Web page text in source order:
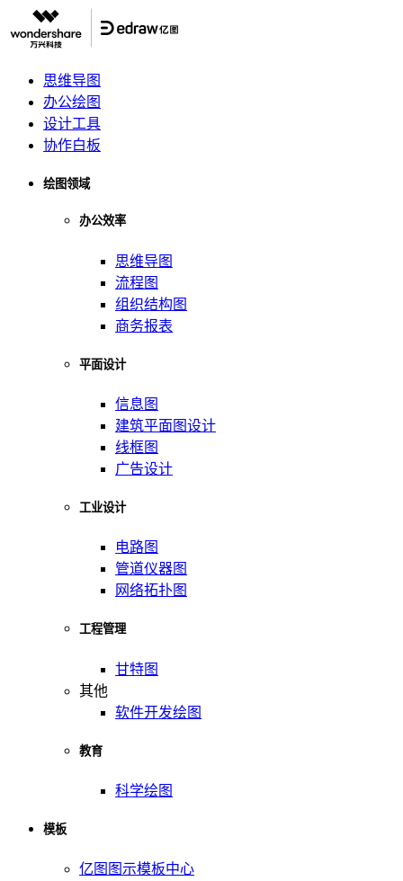
思维导图
办公绘图
设计工具
协作白板
绘图领域
办公效率
思维导图
流程图
组织结构图
商务报表
平面设计
信息图
建筑平面图设计
线框图
广告设计
工业设计
电路图
管道仪器图
网络拓扑图
工程管理
甘特图
其他
软件开发绘图
教育
科学绘图
模板
亿图图示模板中心